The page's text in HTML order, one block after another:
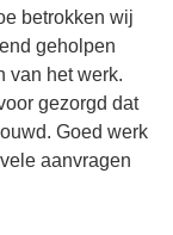
betrokken wij
geholpen
van het werk.
gezorgd dat
Goed werk
aanvragen